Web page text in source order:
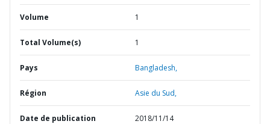
Volume 1
Total Volume(s) 1
Pays Bangladesh,
Région Asie du Sud,
Date de publication 2018/11/14